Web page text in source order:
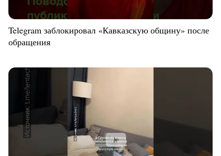
Telegram заблокировал «Кавказскую общину» после
обращения